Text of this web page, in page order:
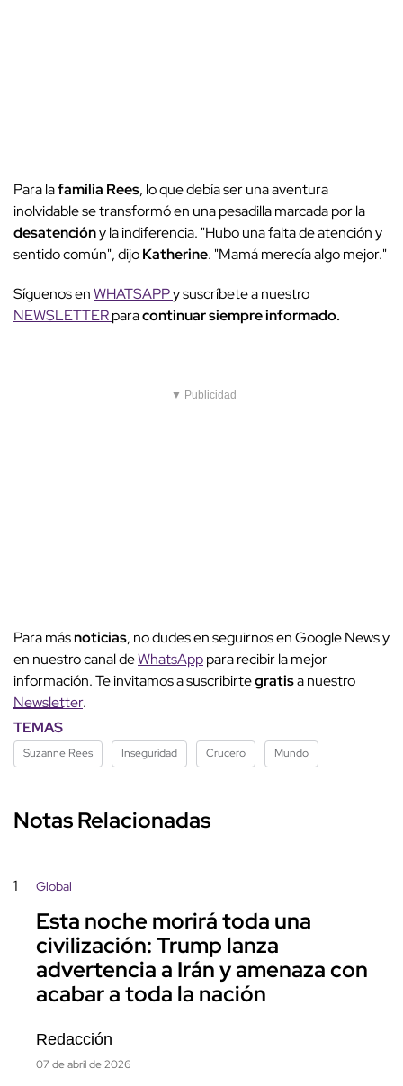
Para lafamilia Rees, lo que debía ser una aventura
inolvidable se transformó en una pesadilla marcada por la
desatencióny la indiferencia. "Hubo una falta de atención y
sentido común", dijoKatherine. "Mamá merecía algo mejor."
Síguenos enWHATSAPPy suscríbete a nuestro
NEWSLETTERparacontinuar siempre informado.
▼ Publicidad
Para másnoticias, no dudes en seguirnos en Google News y
en nuestro canal deWhatsApppara recibir la mejor
información. Te invitamos a suscribirtegratisa nuestro
Newsletter.
TEMAS
Suzanne Rees Inseguridad Crucero Mundo
Notas Relacionadas
1 Global
Esta noche morirá toda una
civilización: Trump lanza
advertencia a Irán y amenaza con
acabar a toda la nación
Redacción
07 de abril de 2026